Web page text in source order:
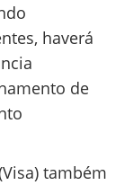
haverá
de
também